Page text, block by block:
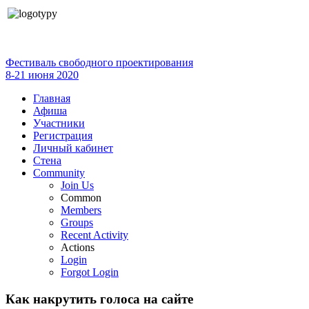
Фестиваль свободного проектирования
8-21 июня 2020
Главная
Афиша
Участники
Регистрация
Личный кабинет
Стена
Community
Join Us
Common
Members
Groups
Recent Activity
Actions
Login
Forgot Login
Как накрутить голоса на сайте